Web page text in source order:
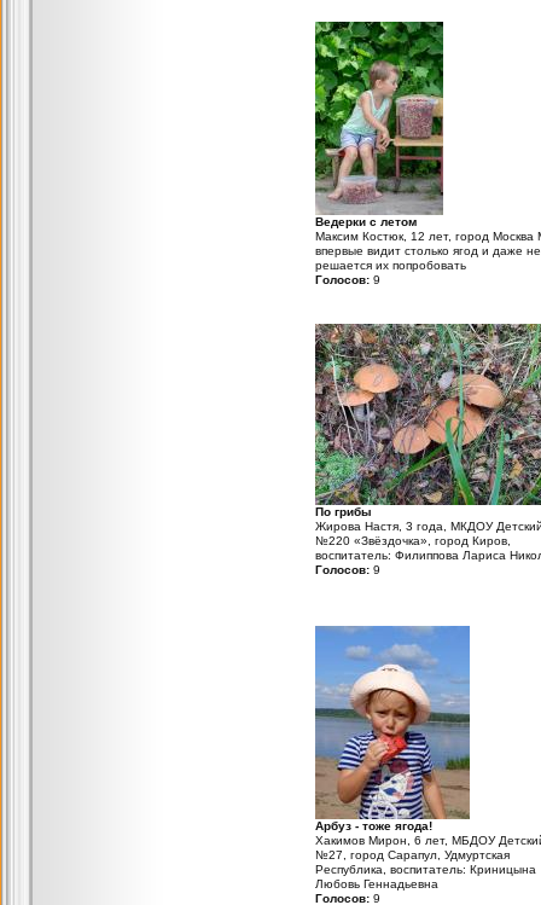
Ведерки с летом
Максим Костюк, 12 лет, город
впервые видит столько ягод и даже не
решается их попробовать
Голосов: 9
По грибы
Жирова Настя, 3 года, МКДОУ
№220 «Звёздочка», город Киров,
воспитатель: Филиппова Лариса
Голосов: 9
Арбуз - тоже ягода!
Хакимов Мирон, 6 лет, МБДОУ
№27, город Сарапул, Удмуртская
Республика, воспитатель: Криницына
Любовь Геннадьевна
Голосов: 9